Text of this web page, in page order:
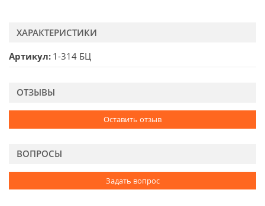
ХАРАКТЕРИСТИКИ
Артикул 1-314 БЦ
ОТЗЫВЫ
Оставить отзыв
ВОПРОСЫ
Задать вопрос